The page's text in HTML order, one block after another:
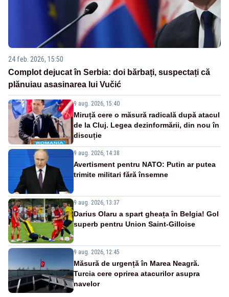
24 feb. 2026, 15:50
Complot dejucat în Serbia: doi bărbați, suspectați că
plănuiau asasinarea lui Vučić
9 aug. 2026, 15:40
Miruță cere o măsură radicală după atacul
de la Cluj. Legea dezinformării, din nou în
discuție
9 aug. 2026, 14:38
Avertisment pentru NATO: Putin ar putea
trimite militari fără însemne
9 aug. 2026, 13:37
Darius Olaru a spart gheața în Belgia! Gol
superb pentru Union Saint-Gilloise
9 aug. 2026, 12:45
Măsură de urgență în Marea Neagră.
Turcia cere oprirea atacurilor asupra
navelor